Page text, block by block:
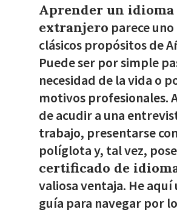
Aprender un idioma
extranjero parece
clásicos propósitos de
Puede ser por simple
necesidad de la vida o
motivos profesionales.
de acudir a una
trabajo, presentarse
políglota y, tal vez,
certificado de
valiosa ventaja. He aquí
guía para navegar por